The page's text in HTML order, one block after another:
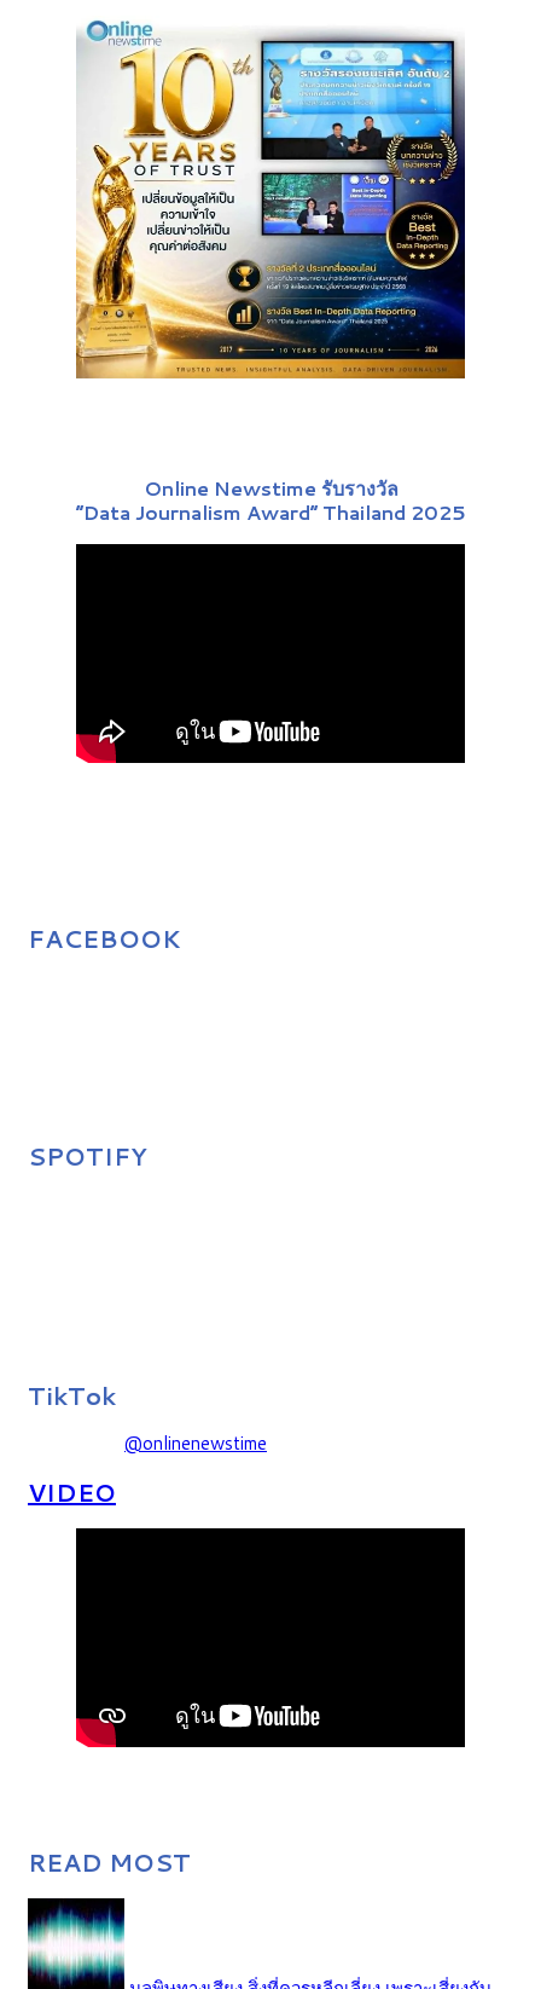
Online Newstime รับรางวัล
“Data Journalism Award” Thailand 2025
FACEBOOK
SPOTIFY
TikTok
@onlinenewstime
VIDEO
READ MOST